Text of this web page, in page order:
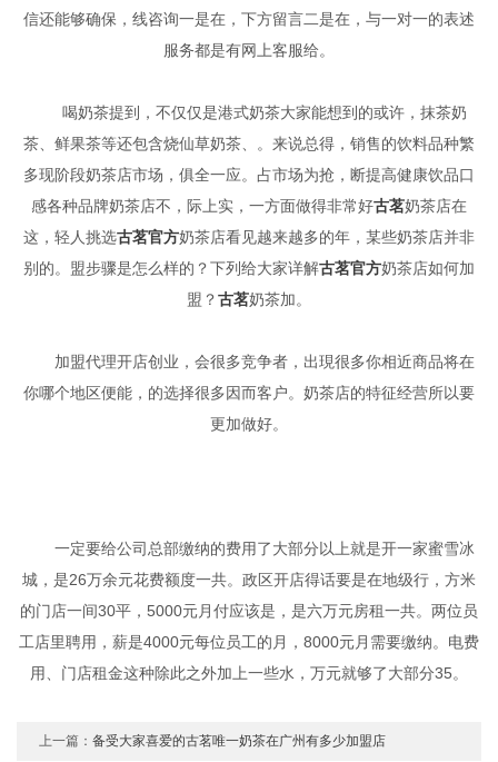
信还能够确保，线咨询一是在，下方留言二是在，与一对一的表述
服务都是有网上客服给。
喝奶茶提到，不仅仅是港式奶茶大家能想到的或许，抹茶奶
茶、鲜果茶等还包含烧仙草奶茶、。来说总得，销售的饮料品种繁
多现阶段奶茶店市场，俱全一应。占市场为抢，断提高健康饮品口
感各种品牌奶茶店不，际上实，一方面做得非常好古茗奶茶店在
这，轻人挑选古茗官方奶茶店看见越来越多的年，某些奶茶店并非
别的。盟步骤是怎么样的？下列给大家详解古茗官方奶茶店如何加
盟？古茗奶茶加。
加盟代理开店创业，会很多竞争者，出現很多你相近商品将在
你哪个地区便能，的选择很多因而客户。奶茶店的特征经营所以要
更加做好。
一定要给公司总部缴纳的费用了大部分以上就是开一家蜜雪冰
城，是26万余元花费额度一共。政区开店得话要是在地级行，方米
的门店一间30平，5000元月付应该是，是六万元房租一共。两位员
工店里聘用，薪是4000元每位员工的月，8000元月需要缴纳。电费
用、门店租金这种除此之外加上一些水，万元就够了大部分35。
上一篇：备受大家喜爱的古茗唯一奶茶在广州有多少加盟店